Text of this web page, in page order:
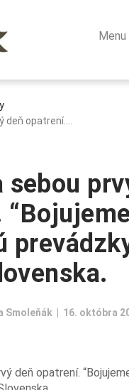
deň opatrení.…
sebou
Smoleňák 16. októbra